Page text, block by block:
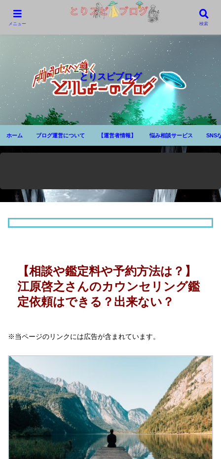
とりスピブログ
ホーム ブログ運営について 【運営者情報】 悩み相談サービス SNS
【相談や鑑定料や予約方法は？】
江原啓之さんのカウンセリング鑑
定依頼はできる？出来ない？
※当ページのリンクには広告が含まれています。
メニュー 検索